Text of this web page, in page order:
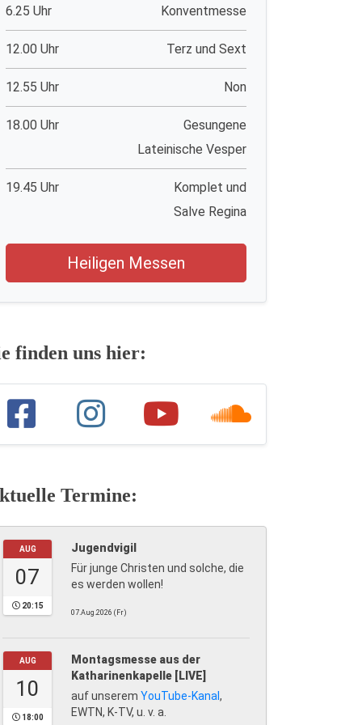
6.25 Uhr Konventmesse
12.00 Uhr Terz und Sext
12.55 Uhr Non
18.00 Uhr
Gesungene
Lateinische Vesper
19.45 Uhr
Komplet und
Salve Regina
Heiligen Messen
finden uns hier:
Termine:
AUG
07
20:15
Jugendvigil
Für junge Christen und solche, die
es werden wollen!
07.Aug.2026 (Fr)
AUG
10
18:00
Montagsmesse aus der
Katharinenkapelle [LIVE]
auf unserem YouTube-Kanal ,
EWTN, K-TV, u. v. a.